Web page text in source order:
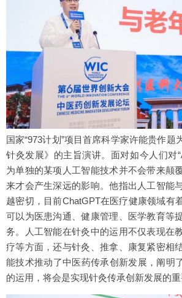
国家“973计划”项目首席科学家许能贵作题
针灸发展》的主旨演讲。面对如今人们对
为单独的某项人工智能技术并不会带来颠
来才会产生深远的影响。他指出人工智能
越密切，目前ChatGPT在医疗健康领域有
可以为医患沟通、健康管理、医学教育等
务。人工智能在针灸中的运用不仅表现在
疗等方面，还与针灸、推拿、康复紧密相
能技术推动了中医药传承创新发展，阐明
的运用，将会是实现针灸传承创新发展的重